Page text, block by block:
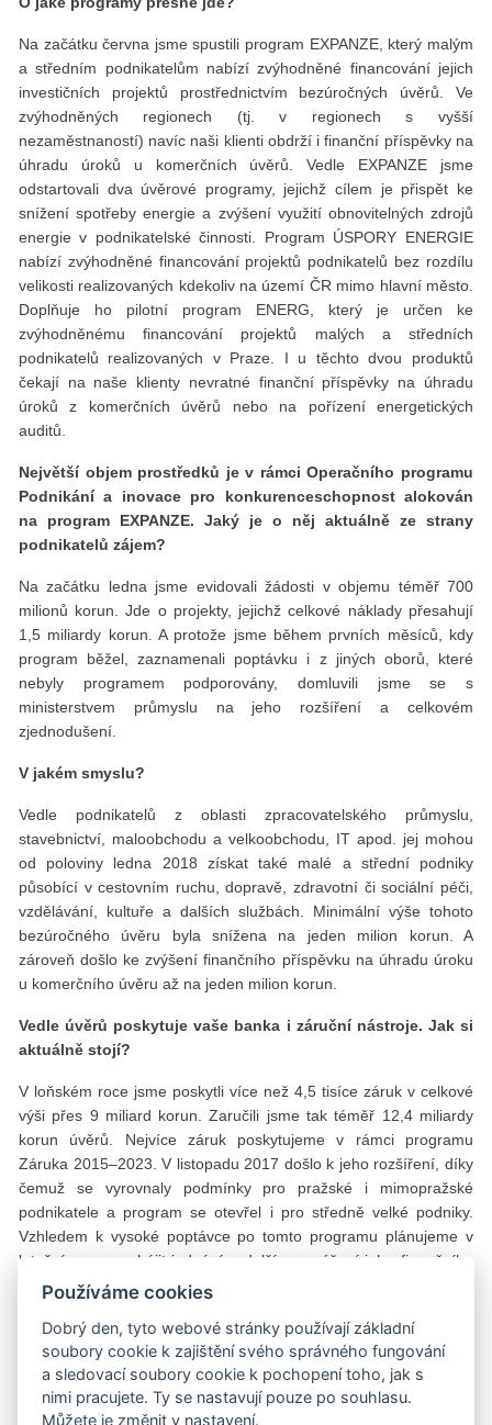
Na začátku června jsme spustili program EXPANZE, který malým
a středním podnikatelům nabízí zvýhodněné financování jejich
investičních projektů prostřednictvím bezúročných úvěrů. Ve
zvýhodněných regionech (tj. v regionech s vyšší
nezaměstnaností) navíc naši klienti obdrží i finanční příspěvky na
úhradu úroků u komerčních úvěrů. Vedle EXPANZE jsme
odstartovali dva úvěrové programy, jejichž cílem je přispět ke
snížení spotřeby energie a zvýšení využití obnovitelných zdrojů
energie v podnikatelské činnosti. Program ÚSPORY ENERGIE
nabízí zvýhodněné financování projektů podnikatelů bez rozdílu
velikosti realizovaných kdekoliv na území ČR mimo hlavní město.
Doplňuje ho pilotní program ENERG, který je určen ke
zvýhodněnému financování projektů malých a středních
podnikatelů realizovaných v Praze. I u těchto dvou produktů
čekají na naše klienty nevratné finanční příspěvky na úhradu
úroků z komerčních úvěrů nebo na pořízení energetických
auditů.
Největší objem prostředků je v rámci Operačního programu
Podnikání a inovace pro konkurenceschopnost alokován
na program EXPANZE. Jaký je o něj aktuálně ze strany
podnikatelů zájem?
Na začátku ledna jsme evidovali žádosti v objemu téměř 700
milionů korun. Jde o projekty, jejichž celkové náklady přesahují
1,5 miliardy korun. A protože jsme během prvních měsíců, kdy
program běžel, zaznamenali poptávku i z jiných oborů, které
nebyly programem podporovány, domluvili jsme se s
ministerstvem průmyslu na jeho rozšíření a celkovém
zjednodušení.
V jakém smyslu?
Vedle podnikatelů z oblasti zpracovatelského průmyslu,
stavebnictví, maloobchodu a velkoobchodu, IT apod. jej mohou
od poloviny ledna 2018 získat také malé a střední podniky
působící v cestovním ruchu, dopravě, zdravotní či sociální péči,
vzdělávání, kultuře a dalších službách. Minimální výše tohoto
bezúročného úvěru byla snížena na jeden milion korun. A
zároveň došlo ke zvýšení finančního příspěvku na úhradu úroku
u komerčního úvěru až na jeden milion korun.
Vedle úvěrů poskytuje vaše banka i záruční nástroje. Jak si
aktuálně stojí?
V loňském roce jsme poskytli více než 4,5 tisíce záruk v celkové
výši přes 9 miliard korun. Zaručili jsme tak téměř 12,4 miliardy
korun úvěrů. Nejvíce záruk poskytujeme v rámci programu
Záruka 2015–2023. V listopadu 2017 došlo k jeho rozšíření, díky
čemuž se vyrovnaly podmínky pro pražské i mimopražské
podnikatele a program se otevřel i pro středně velké podniky.
Vzhledem k vysoké poptávce po tomto programu plánujeme v
letošním roce zahájit jednání o dalším navýšení jeho finančního
krytí.
Právě prostřednictvím tohoto programu je ČMZRB zapojena
do tzv. investičního plánu pro Evropu. Jeho cílem je posílit
investice v celé EU, a podpořit tak dlouhodobý
hospodářský růst. Vedle něj ale existuje i tzv. evropský plán
Používáme cookies
Dobrý den, tyto webové stránky používají základní
soubory cookie k zajištění svého správného fungování
a sledovací soubory cookie k pochopení toho, jak s
nimi pracujete. Ty se nastavují pouze po souhlasu.
Můžete je změnit v nastavení.